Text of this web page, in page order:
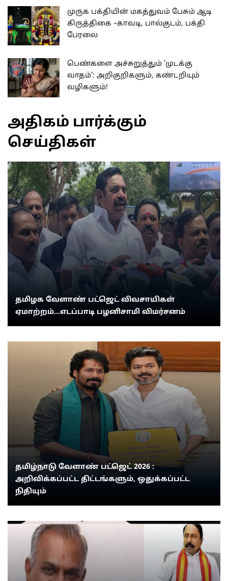
முருக பக்தியின் மகத்துவம் பேசும் ஆடி
கிருத்திகை –காவடி, பால்குடம், பக்தி
பேரலை
பெண்களை அச்சுறுத்தும் ‘முடக்கு
வாதம்’: அறிகுறிகளும், கண்டறியும்
வழிகளும்!
அதிகம் பார்க்கும்
செய்திகள்
தமிழக வேளாண் பட்ஜெட் விவசாயிகள்
ஏமாற்றம்...எடப்பாடி பழனிசாமி விமர்சனம்
தமிழ்நாடு வேளாண் பட்ஜெட் 2026 :
அறிவிக்கப்பட்ட திட்டங்களும், ஒதுக்கப்பட்ட
நிதியும்